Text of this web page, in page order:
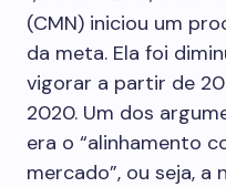
(CMN) iniciou um
da meta. Ela foi
vigorar a partir de
2020. Um dos
era o “alinhamento
mercado”, ou seja,